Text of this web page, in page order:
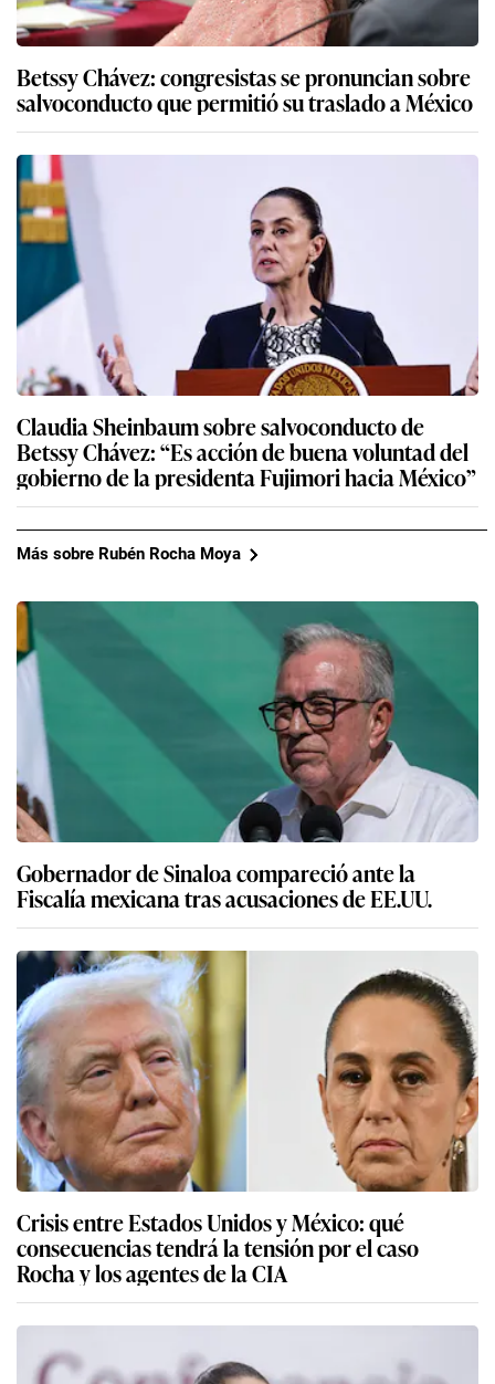
Betssy Chávez: congresistas se pronuncian sobre
salvoconducto que permitió su traslado a México
Claudia Sheinbaum sobre salvoconducto de
Betssy Chávez: “Es acción de buena voluntad del
gobierno de la presidenta Fujimori hacia México”
Más sobre Rubén Rocha Moya
Gobernador de Sinaloa compareció ante la
Fiscalía mexicana tras acusaciones de EE.UU.
Crisis entre Estados Unidos y México: qué
consecuencias tendrá la tensión por el caso
Rocha y los agentes de la CIA